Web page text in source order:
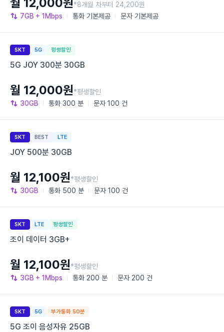
7GB + 1Mbps 통화 기본제공 문자 기본제공
*8개월 차부터 24,200원
SKT 5G 평생할인
5G JOY 300분 30GB
30GB 통화 300 분 문자 100 건
월 12,000원*평생할인
SKT BEST LTE
JOY 500분 30GB
30GB 통화 500 분 문자 100 건
월 12,100원*평생할인
SKT LTE 평생할인
조이 데이터 3GB+
3GB + 1Mbps 통화 200 분 문자 200 건
월 12,100원*평생할인
SKT 5G 부가통화 50분
5G 조이 음성자유 25GB